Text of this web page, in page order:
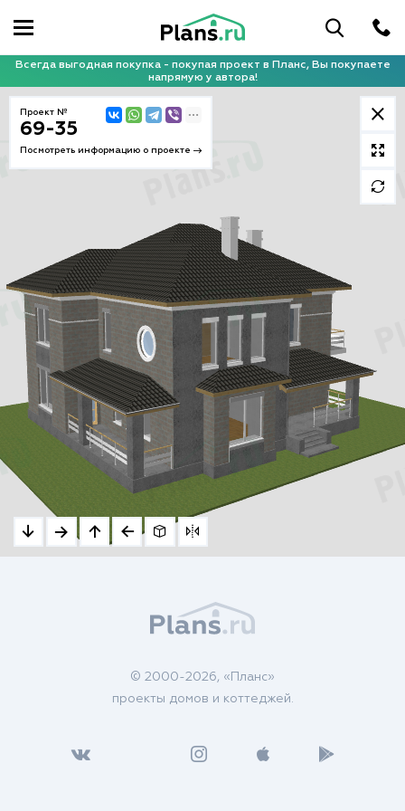
Всегда выгодная покупка - покупая проект в Планс, Вы покупаете
напрямую у автора!
Проект №
69-35
Посмотреть информацию о проекте
© 2000-2026, «Планс»
проекты домов и коттеджей.